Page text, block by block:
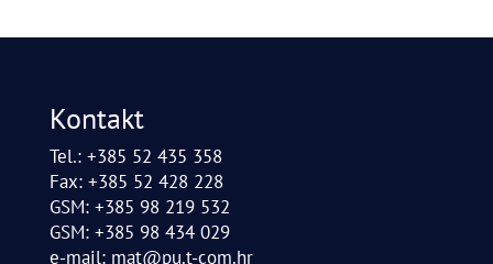
Kontakt
Tel.: +385 52 435 358
Fax: +385 52 428 228
GSM: +385 98 219 532
GSM: +385 98 434 029
e-mail: mat@pu.t-com.hr